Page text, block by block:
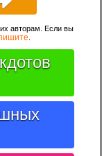
авторам. Если вы
.